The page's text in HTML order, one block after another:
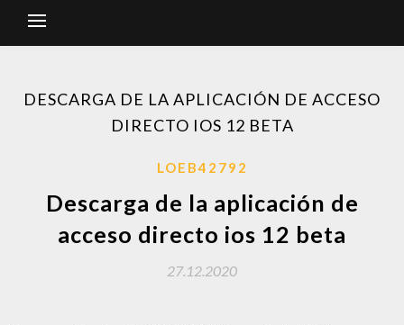
DESCARGA DE LA APLICACIÓN DE ACCESO
DIRECTO IOS 12 BETA
LOEB42792
Descarga de la aplicación de
acceso directo ios 12 beta
27.12.2020